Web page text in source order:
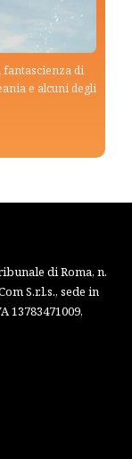
fantascienza di
e alcuni degli
di Roma, n.
S.r.l.s., sede in
13783471009,